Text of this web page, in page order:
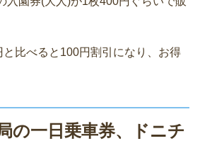
比べると100円割引になり、お得
の一日乗車券、ドニチ